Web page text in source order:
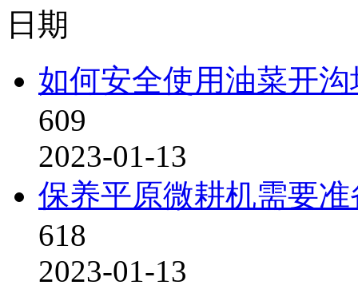
日期
如何安全使用油菜开
609
2023-01-13
保养平原微耕机需要
618
2023-01-13